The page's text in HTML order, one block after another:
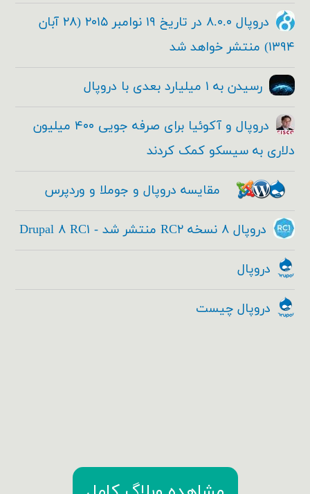
دروپال ۸.۰.۰ در تاریخ ۱۹ نوامبر ۲۰۱۵ (۲۸ آبان
۱۳۹۴) منتشر خواهد شد
رسیدن به ۱ میلیارد بعدی با دروپال
دروپال و آکوئیا برای صرفه جویی ۴۰۰ میلیون
دلاری به سیسکو کمک کردند
مقایسه دروپال و جوملا و وردپرس
دروپال ۸ نسخه RC۲ منتشر شد - Drupal ۸ RC۱
دروپال
دروپال چیست